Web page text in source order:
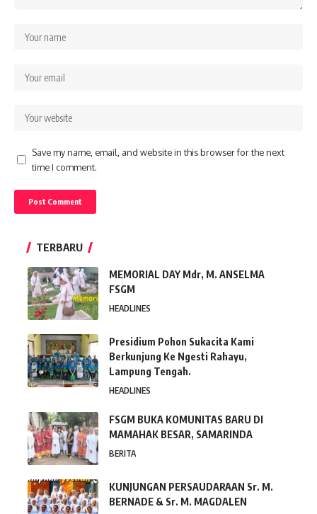
Save my name, email, and website in this browser for the next
time I comment.
TERBARU
MEMORIAL DAY Mdr, M. ANSELMA
FSGM
HEADLINES
Presidium Pohon Sukacita Kami
Berkunjung Ke Ngesti Rahayu,
Lampung Tengah.
HEADLINES
FSGM BUKA KOMUNITAS BARU DI
MAMAHAK BESAR, SAMARINDA
BERITA
KUNJUNGAN PERSAUDARAAN Sr. M.
BERNADE & Sr. M. MAGDALEN